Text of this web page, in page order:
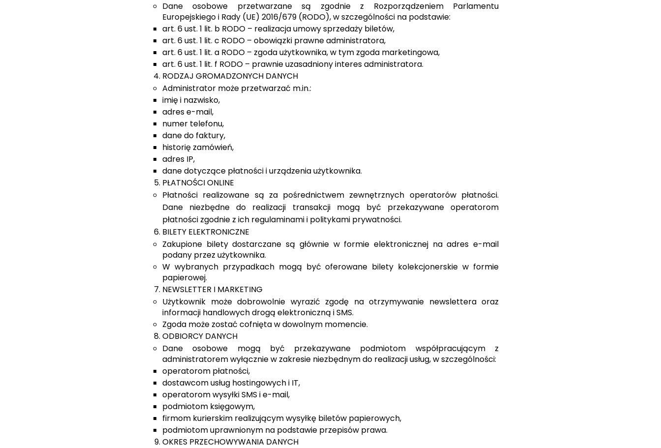
Dane osobowe przetwarzane są zgodnie z Rozporządzeniem Parlamentu
Europejskiego i Rady (UE) 2016/679 (RODO), w szczególności na podstawie:
art. 6 ust. 1 lit. b RODO – realizacja umowy sprzedaży biletów,
art. 6 ust. 1 lit. c RODO – obowiązki prawne administratora,
art. 6 ust. 1 lit. a RODO – zgoda użytkownika, w tym zgoda marketingowa,
art. 6 ust. 1 lit. f RODO – prawnie uzasadniony interes administratora.
RODZAJ GROMADZONYCH DANYCH
Administrator może przetwarzać m.in.:
imię i nazwisko,
adres e-mail,
numer telefonu,
dane do faktury,
historię zamówień,
adres IP,
dane dotyczące płatności i urządzenia użytkownika.
PŁATNOŚCI ONLINE
Płatności realizowane są za pośrednictwem zewnętrznych operatorów płatności.
Dane niezbędne do realizacji transakcji mogą być przekazywane operatorom
płatności zgodnie z ich regulaminami i politykami prywatności.​
BILETY ELEKTRONICZNE
Zakupione bilety dostarczane są głównie w formie elektronicznej na adres e-mail
podany przez użytkownika.
W wybranych przypadkach mogą być oferowane bilety kolekcjonerskie w formie
papierowej.
NEWSLETTER I MARKETING
Użytkownik może dobrowolnie wyrazić zgodę na otrzymywanie newslettera oraz
informacji handlowych drogą elektroniczną i SMS.
Zgoda może zostać cofnięta w dowolnym momencie.
ODBIORCY DANYCH
Dane osobowe mogą być przekazywane podmiotom współpracującym z
administratorem wyłącznie w zakresie niezbędnym do realizacji usług, w szczególności:
operatorom płatności,
dostawcom usług hostingowych i IT,
operatorom wysyłki SMS i e-mail,
podmiotom księgowym,
firmom kurierskim realizującym wysyłkę biletów papierowych,
podmiotom uprawnionym na podstawie przepisów prawa.
OKRES PRZECHOWYWANIA DANYCH